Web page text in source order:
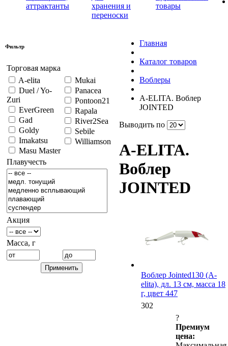
аттрактанты
хранения и
переноски
товары
Фильтр
Торговая марка
A-elita
Duel / Yo-
Zuri
EverGreen
Gad
Goldy
Imakatsu
Masu Master
Mukai
Panacea
Pontoon21
Rapala
River2Sea
Sebile
Williamson
Плавучесть
Акция
Масса, г
Главная
Каталог товаров
Воблеры
A-ELITA. Воблер
JOINTED
Выводить по
A-ELITA.
Воблер
JOINTED
Воблер Jointed130 (A-
elita), дл. 13 см, масса 18
г, цвет 447
302
?
Премиум
цена: